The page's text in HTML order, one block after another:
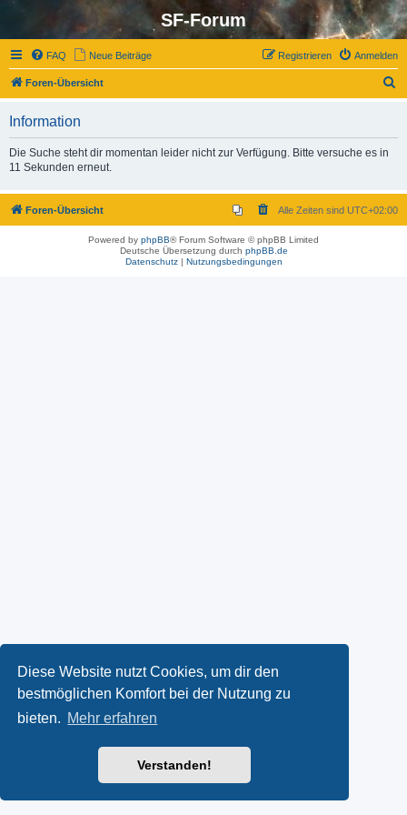
Diese Website nutzt Cookies, um dir den
bestmöglichen Komfort bei der Nutzung zu
bieten. Mehr erfahren
Verstanden!
SF-Forum
FAQ Neue Beiträge Anmelden
Registrieren
Foren-Übersicht
Information
Die Suche steht dir momentan leider nicht zur Verfügung. Bitte versuche es in
11 Sekunden erneut.
Foren-Übersicht Alle Zeiten sind UTC+02:00
Powered by phpBB® Forum Software © phpBB Limited
Deutsche Übersetzung durch phpBB.de
Datenschutz| Nutzungsbedingungen